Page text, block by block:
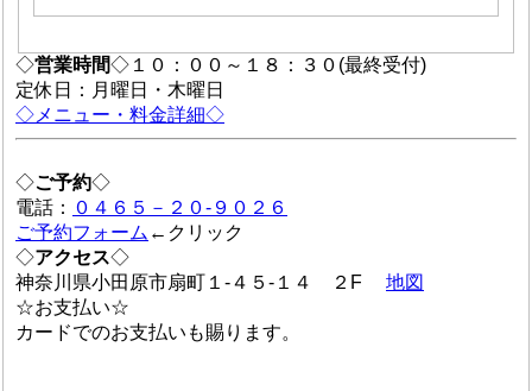
◇営業時間◇１０：００～１８：３０(最終受付)
定休日：月曜日・木曜日
◇メニュー・料金詳細◇
◇ご予約◇
電話： ０４６５－２０-９０２６
ご予約フォーム ←クリック
◇アクセス◇
神奈川県小田原市扇町１-４５-１４ ２F 地図
☆お支払い☆
カードでのお支払いも賜ります。